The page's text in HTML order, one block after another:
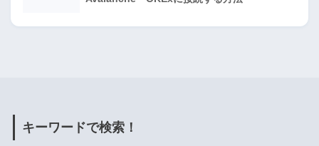
キーワードで検索！